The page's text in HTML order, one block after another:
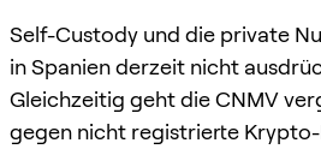
Self-Custody und die private
in Spanien derzeit nicht
Gleichzeitig geht die CNMV
gegen nicht registrierte